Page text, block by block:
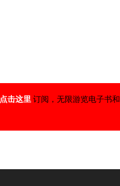
点击这里订阅，无限游览电子书和